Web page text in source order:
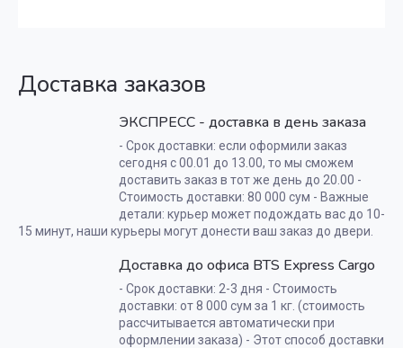
Доставка заказов
ЭКСПРЕСС - доставка в день заказа
- Срок доставки: если оформили заказ
сегодня с 00.01 до 13.00, то мы сможем
доставить заказ в тот же день до 20.00 -
Стоимость доставки: 80 000 сум - Важные
детали: курьер может подождать вас до 10-
15 минут, наши курьеры могут донести ваш заказ до двери.
Доставка до офиса BTS Express Cargo
- Срок доставки: 2-3 дня - Стоимость
доставки: от 8 000 сум за 1 кг. (стоимость
рассчитывается автоматически при
оформлении заказа) - Этот способ доставки